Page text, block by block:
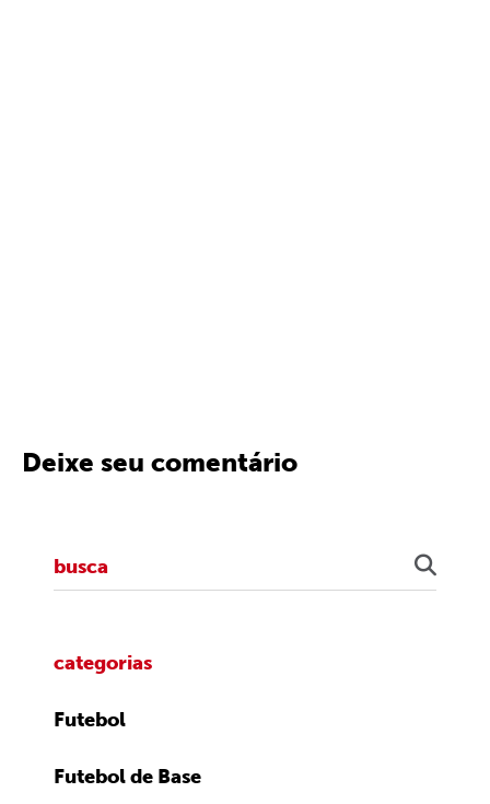
Deixe seu comentário
categorias
Futebol
Futebol de Base